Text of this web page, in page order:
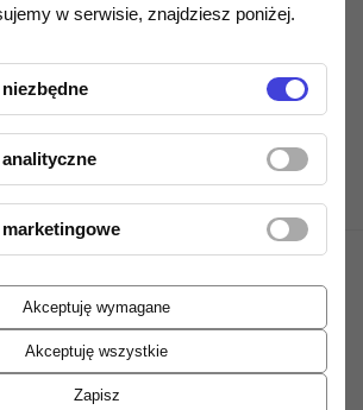
Opis produktu
w serwisie, znajdziesz poniżej.
Akceptuję wymagane
Akceptuję wszystkie
Zapisz